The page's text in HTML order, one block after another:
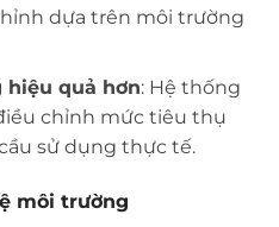
dựa trên môi trường
hiệu quả hơn: Hệ thống
chỉnh mức tiêu thụ
sử dụng thực tế.
môi trường